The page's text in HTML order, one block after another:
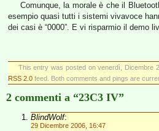
Comunque, la morale è che il
esempio quasi tutti i sistemi vivavoce
dei casi è “0000”. E vi risparmio il demo
This entry was posted on venerdì, Dicembre
RSS 2.0 feed. Both comments and pings are
2 commenti a “23C3 IV”
BlindWolf:
29 Dicembre 2006, 16:47